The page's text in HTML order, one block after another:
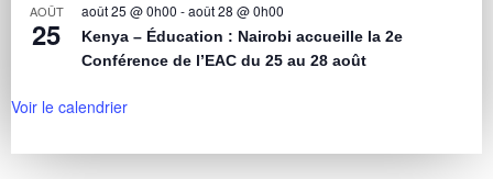
AOÛT
25
août 25 @ 0h00 -août 28 @ 0h00
Kenya – Éducation : Nairobi accueille la 2e
Conférence de l’EAC du 25 au 28 août
Voir le calendrier